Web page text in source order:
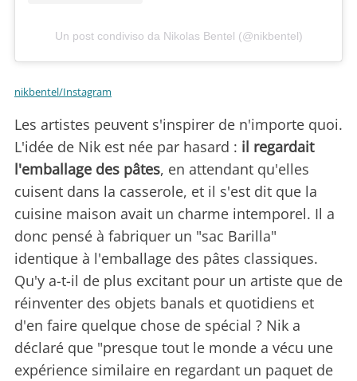
Un post condiviso da Nikolas Bentel (@nikbentel)
nikbentel/Instagram
Les artistes peuvent s'inspirer de n'importe quoi.
L'idée de Nik est née par hasard : il regardait
l'emballage des pâtes, en attendant qu'elles
cuisent dans la casserole, et il s'est dit que la
cuisine maison avait un charme intemporel. Il a
donc pensé à fabriquer un "sac Barilla"
identique à l'emballage des pâtes classiques.
Qu'y a-t-il de plus excitant pour un artiste que de
réinventer des objets banals et quotidiens et
d'en faire quelque chose de spécial ? Nik a
déclaré que "presque tout le monde a vécu une
expérience similaire en regardant un paquet de